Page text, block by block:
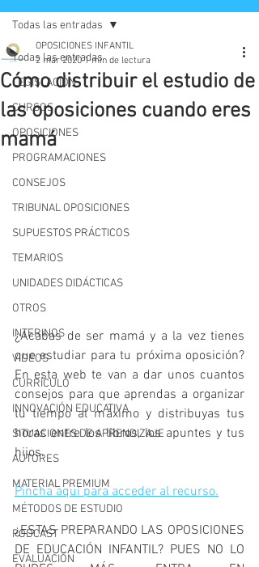
Todas las entradas
LEGISLACIÓN
CURSOS
OPOSICIONES
PROGRAMACIONES
CONSEJOS
TRIBUNAL OPOSICIONES
SUPUESTOS PRÁCTICOS
TEMARIOS
UNIDADES DIDÁCTICAS
OTROS
INTERINOS
VIDEOS
CURRÍCULO
INNOVACIÓN EDUCATIVA
SITUACIONES DE APRENDIZAJE
AUTORES
MATERIAL PREMIUM
MÉTODOS DE ESTUDIO
PODCAST
EVALUACIÓN
Todas las entradas
Cómo distribuir el estudio de
las oposiciones cuando eres
mamá
OPOSICIONES INFANTIL
2 mar 2020 1 min de lectura
¿Acabas de ser mamá y a la vez tienes
que estudiar para tu próxima oposición?
En esta web te van a dar unos cuantos
consejos para que aprendas a organizar
tu tiempo al máximo y distribuyas tus
horas entre los libros, los apuntes y tus
hijos.
Pincha aquí para acceder al recurso.
¿ESTAS PREPARANDO LAS OPOSICIONES
DE EDUCACIÓN INFANTIL? PUES NO LO